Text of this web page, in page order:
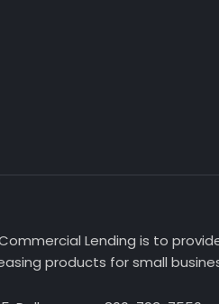
Lending is to
products for small